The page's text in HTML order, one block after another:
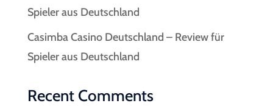
Spieler aus Deutschland
Casimba Casino Deutschland – Review für
Spieler aus Deutschland
Recent Comments